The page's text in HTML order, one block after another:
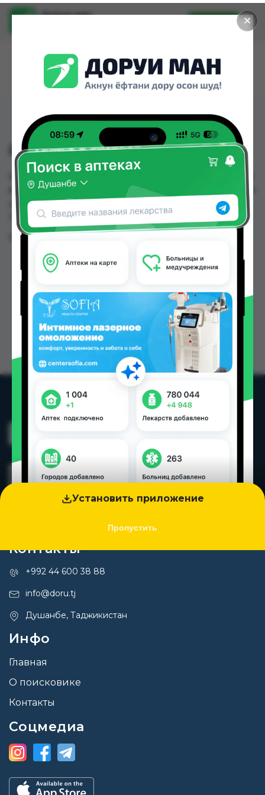
✕
Установить приложение
Пропустить
Доруи ман
Установить
ампи-ф фл. 1,5гр. №10
ампи-ф фл. 1,5гр. №10 можно купить или заказать
в аптеках, Дорухонаи Мадад (Буратино) по цене
от 50.00 TJS в Душанбе и других городах
Таджикистана
Цена: от
50.00 TJS
Контакты
+992 44 600 38 88
info@doru.tj
Душанбе, Таджикистан
Инфо
Главная
О поисковике
Контакты
Соцмедиа